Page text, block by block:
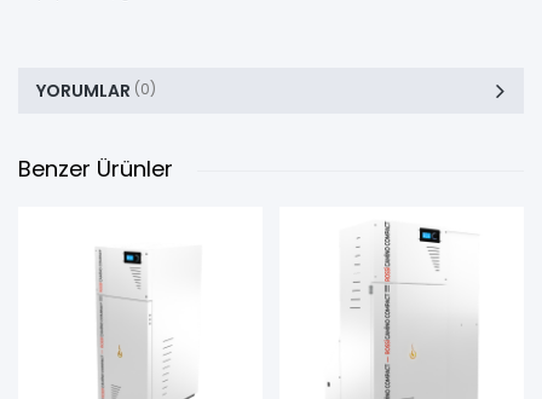
YORUMLAR (0)
Benzer Ürünler